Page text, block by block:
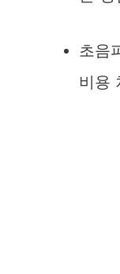
초음
비용